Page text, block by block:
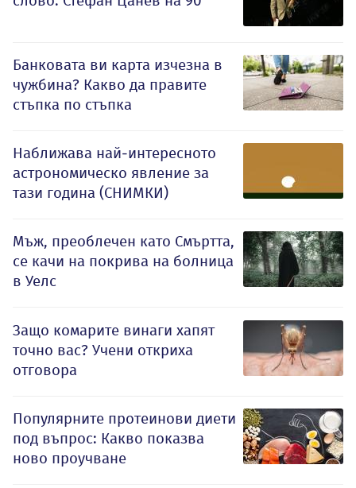
Банковата ви карта изчезна в
чужбина? Какво да правите
стъпка по стъпка
Наближава най-интересното
астрономическо явление за
тази година (СНИМКИ)
Мъж, преоблечен като Смъртта,
се качи на покрива на болница
в Уелс
Защо комарите винаги хапят
точно вас? Учени откриха
отговора
Популярните протеинови диети
под въпрос: Какво показва
ново проучване